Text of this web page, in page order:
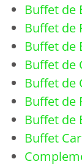
Buffet de
Buffet de
Buffet de
Buffet de
Buffet de
Buffet de
Buffet de
Buffet